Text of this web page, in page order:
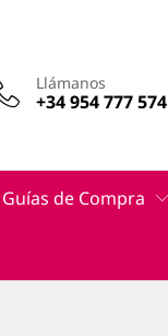
Llámanos
+34 954 777 574
Guías de Compra